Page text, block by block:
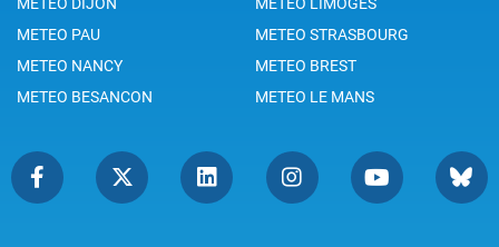
METEO PAU
METEO STRASBOURG
METEO NANCY
METEO BREST
METEO BESANCON
METEO LE MANS